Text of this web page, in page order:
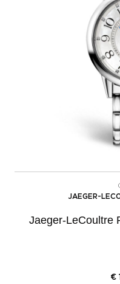
JAEGER-
Jaeger-LeCoultre
€